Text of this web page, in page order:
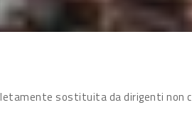
sostituita da dirigenti non